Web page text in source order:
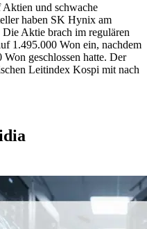
Aktien und schwache
haben SK Hynix am
Aktie brach im regulären
1.495.000 Won ein, nachdem
geschlossen hatte. Der
Leitindex Kospi mit nach